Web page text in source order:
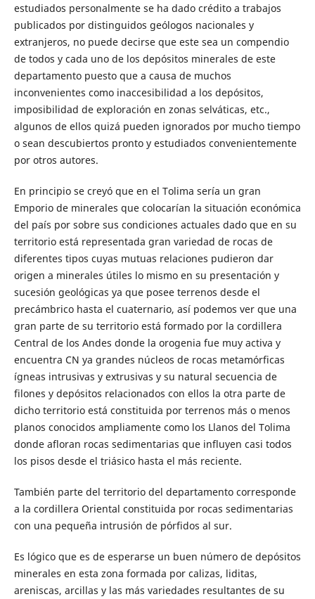
estudiados personalmente se ha dado crédito a trabajos
publicados por distinguidos geólogos nacionales y
extranjeros, no puede decirse que este sea un compendio
de todos y cada uno de los depósitos minerales de este
departamento puesto que a causa de muchos
inconvenientes como inaccesibilidad a los depósitos,
imposibilidad de exploración en zonas selváticas, etc.,
algunos de ellos quizá pueden ignorados por mucho tiempo
o sean descubiertos pronto y estudiados convenientemente
por otros autores.
En principio se creyó que en el Tolima sería un gran
Emporio de minerales que colocarían la situación económica
del país por sobre sus condiciones actuales dado que en su
territorio está representada gran variedad de rocas de
diferentes tipos cuyas mutuas relaciones pudieron dar
origen a minerales útiles lo mismo en su presentación y
sucesión geológicas ya que posee terrenos desde el
precámbrico hasta el cuaternario, así podemos ver que una
gran parte de su territorio está formado por la cordillera
Central de los Andes donde la orogenia fue muy activa y
encuentra CN ya grandes núcleos de rocas metamórficas
ígneas intrusivas y extrusivas y su natural secuencia de
filones y depósitos relacionados con ellos la otra parte de
dicho territorio está constituida por terrenos más o menos
planos conocidos ampliamente como los Llanos del Tolima
donde afloran rocas sedimentarias que influyen casi todos
los pisos desde el triásico hasta el más reciente.
También parte del territorio del departamento corresponde
a la cordillera Oriental constituida por rocas sedimentarias
con una pequeña intrusión de pórfidos al sur.
Es lógico que es de esperarse un buen número de depósitos
minerales en esta zona formada por calizas, liditas,
areniscas, arcillas y las más variedades resultantes de su